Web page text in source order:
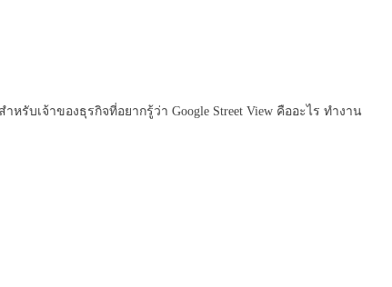
หรับเจ้าของธุรกิจที่อยากรู้ว่า Google Street View คืออะไร ทำงาน